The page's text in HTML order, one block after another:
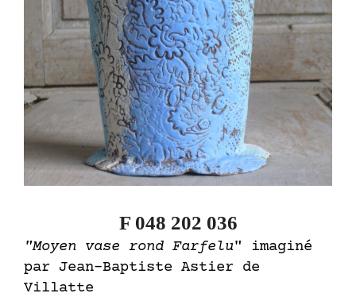
F 048 202 036
"Moyen vase rond Farfelu" imaginé
par Jean-Baptiste Astier de
Villatte